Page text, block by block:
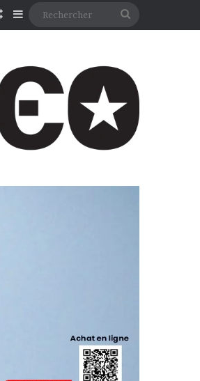
votre panier
Article Aléatoire
Sidebar (barre latérale)